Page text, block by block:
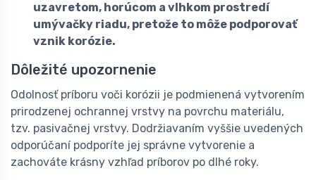
uzavretom, horúcom a vlhkom prostredí
umývačky riadu, pretože to môže podporovať
vznik korózie.
Dôležité upozornenie
Odolnosť príboru voči korózii je podmienená vytvorením
prirodzenej ochrannej vrstvy na povrchu materiálu,
tzv. pasivačnej vrstvy. Dodržiavaním vyššie uvedených
odporúčaní podporíte jej správne vytvorenie a
zachováte krásny vzhľad príborov po dlhé roky.